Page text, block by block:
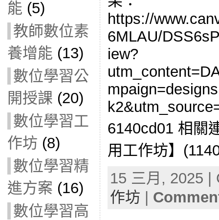
能 (5)
教師數位素
養增能 (13)
數位學習公
開授課 (20)
數位學習工
作坊 (8)
數位學習精
進方案 (16)
數位學習高
https://
6MLAU/
iew?
6140cd01 相關
用工作坊】
15 三月, 2025
作坊